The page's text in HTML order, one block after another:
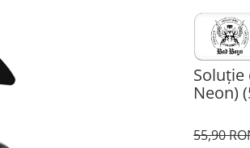
Soluție
Neon)
55,90